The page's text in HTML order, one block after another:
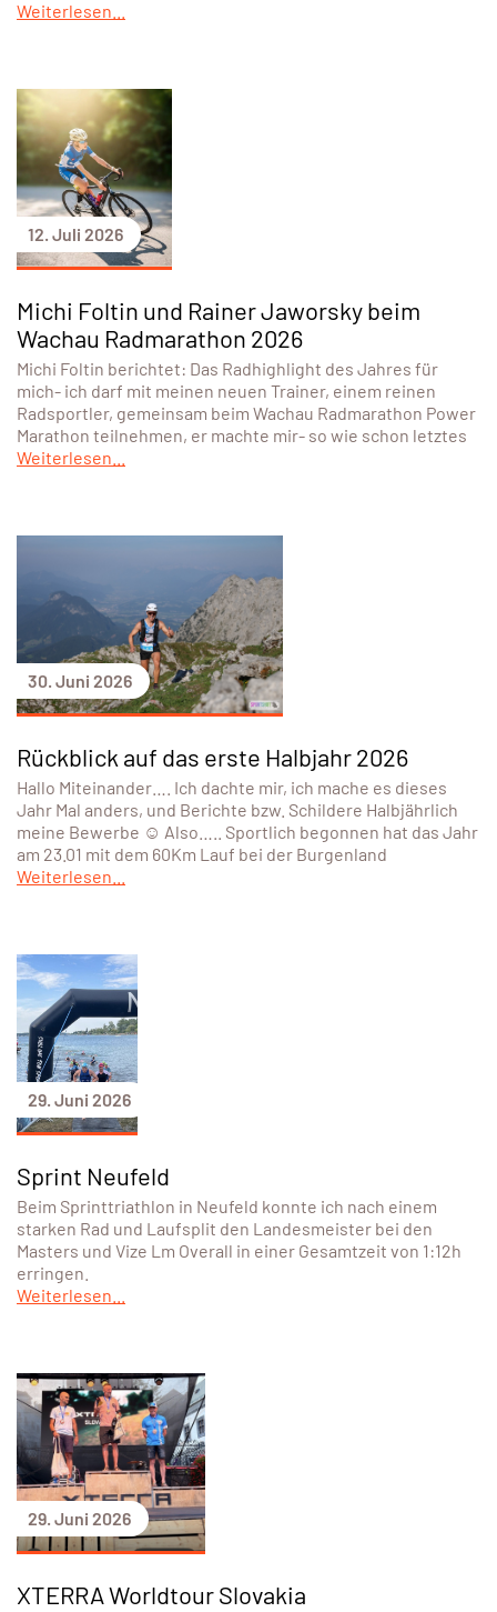
Weiterlesen...
12. Juli 2026
Michi Foltin und Rainer Jaworsky beim
Wachau Radmarathon 2026
Michi Foltin berichtet: Das Radhighlight des Jahres für
mich- ich darf mit meinen neuen Trainer, einem reinen
Radsportler, gemeinsam beim Wachau Radmarathon Power
Marathon teilnehmen, er machte mir- so wie schon letztes
Weiterlesen...
30. Juni 2026
Rückblick auf das erste Halbjahr 2026
Hallo Miteinander…. Ich dachte mir, ich mache es dieses
Jahr Mal anders, und Berichte bzw. Schildere Halbjährlich
meine Bewerbe ☺️ Also….. Sportlich begonnen hat das Jahr
am 23.01 mit dem 60Km Lauf bei der Burgenland
Weiterlesen...
29. Juni 2026
Sprint Neufeld
Beim Sprinttriathlon in Neufeld konnte ich nach einem
starken Rad und Laufsplit den Landesmeister bei den
Masters und Vize Lm Overall in einer Gesamtzeit von 1:12h
erringen.
Weiterlesen...
29. Juni 2026
XTERRA Worldtour Slovakia